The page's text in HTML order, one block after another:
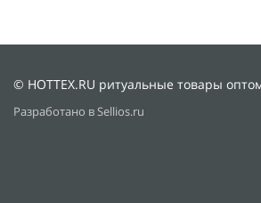
© HOTTEX.RU ритуальные товары
Разработано в Sellios.ru